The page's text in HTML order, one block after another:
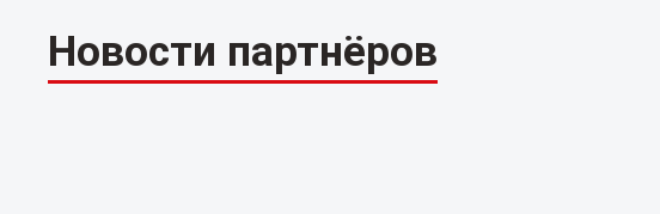
Новости партнёров